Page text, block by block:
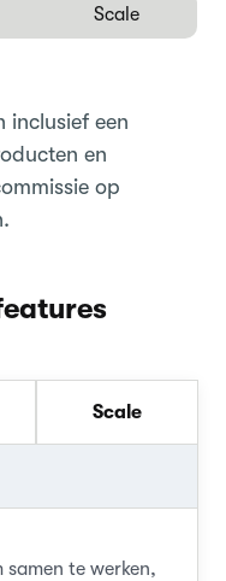
Scale
inclusief een
en
op
Scale
te werken,